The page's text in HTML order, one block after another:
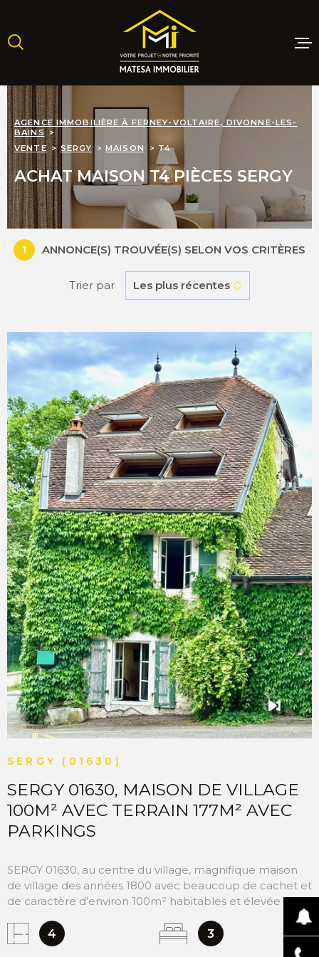
la
recherche
menu
principal
contenu
TERRAINS
NEUFS
ESTIMER
VENDRE
AGENCE IMMOBILIÈRE À FERNEY-VOLTAIRE, DIVONNE-LES-
BAINS
VENTE
SERGY MAISON T4
ACHAT MAISON T4 PIÈCES SERGY
1 ANNONCE(S) TROUVÉE(S) SELON VOS CRITÈRES
Trier par Les plus récentes
SERGY (01630)
SERGY 01630, MAISON DE VILLAGE
100M² AVEC TERRAIN 177M² AVEC
PARKINGS
SERGY 01630, au centre du village, magnifique maison
de village des années 1800 avec beaucoup de cachet et
de caractère d’environ 100m² habitables et élevée sur 3
niveaux. Elle dispose aussi d’un terrain de 177m² avec 2
parkings et un jardin d’agrément très agréable. Le Bus
pour Genève, la boulangerie, un restaurant se trouvent
4 3
VOIR LE BIEN